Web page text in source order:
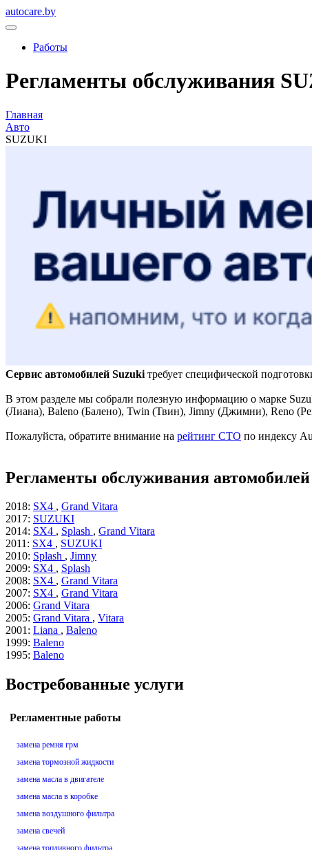
autocare.by
Работы
Регламенты обслуживания
Главная
Авто
SUZUKI
Сервис автомобилей Suzuki требует специфической
В этом разделе мы собрали полезную информацию о марке
(Лиана), Baleno (Балено), Twin (Твин), Jimny (Джимни), Reno
Пожалуйста, обратите внимание на рейтинг СТО по индексу
Регламенты обслуживания
2018: SX4 , Grand Vitara
2017: SUZUKI
2014: SX4 , Splash , Grand Vitara
2011: SX4 , SUZUKI
2010: Splash , Jimny
2009: SX4 , Splash
2008: SX4 , Grand Vitara
2007: SX4 , Grand Vitara
2006: Grand Vitara
2005: Grand Vitara , Vitara
2001: Liana , Baleno
1999: Baleno
1995: Baleno
Востребованные услуги
Регламентные работы
замена ремня грм
замена тормозной жидкости
замена масла в двигателе
замена масла в коробке
замена воздушного фильтра
замена свечей